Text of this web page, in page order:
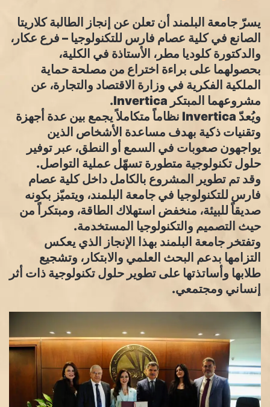
يسرّ جامعة البلمند أن تعلن عن إنجاز الطالبة كلاريتا
الصانع في كلية عصام فارس للتكنولوجيا – فرع عكار،
والدكتورة كلوديا مطر، الأستاذة في الكلية،
بحصولهما على براءة اختراع من مصلحة حماية
الملكية الفكرية في وزارة الاقتصاد والتجارة، عن
مشروعهما المبتكر Invertica.
ويُعدّ Invertica نظاماً متكاملاً يجمع بين عدة أجهزة
وتقنيات ذكية بهدف مساعدة الأشخاص الذين
يواجهون صعوبات في السمع أو النطق، عبر توفير
حلول تكنولوجية متطورة تسهّل عملية التواصل.
وقد تم تطوير المشروع بالكامل داخل كلية عصام
فارس للتكنولوجيا في جامعة البلمند، ويتميّز بكونه
صديقاً للبيئة، منخفض استهلاك الطاقة، ومبتكراً من
حيث التصميم والتكنولوجيا المستخدمة.
وتفتخر جامعة البلمند بهذا الإنجاز الذي يعكس
التزامها بدعم البحث العلمي والابتكار، وتشجيع
طلابها وأساتذتها على تطوير حلول تكنولوجية ذات أثر
إنساني ومجتمعي.